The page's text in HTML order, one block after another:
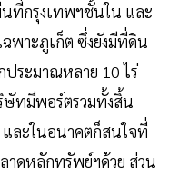
ที่กรุงเทพฯชั้นใน และ
ฉพาะภูเก็ต ซึ่งยังมีที่ดิน
ระมาณหลาย 10 ไร่
ษัทมีพอร์ตรวมทั้งสิ้น
ละในอนาคตก็สนใจที่
าดหลักทรัพย์ฯด้วย ส่วน